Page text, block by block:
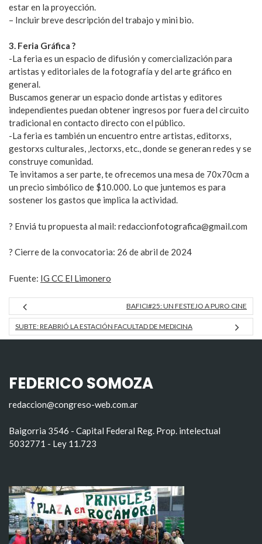
estar en la proyección.
– Incluir breve descripción del trabajo y mini bio.
3. Feria Gráfica ?
-La feria es un espacio de difusión y comercialización para
artistas y editoriales de la fotografía y del arte gráfico en
general.
Buscamos generar un espacio donde artistas y editores
independientes puedan obtener ingresos por fuera del circuito
tradicional en contacto directo con el público.
-La feria es también un encuentro entre artistas, editorxs,
gestorxs culturales, ,lectorxs, etc., donde se generan redes y se
construye comunidad.
Te invitamos a ser parte, te ofrecemos una mesa de 70x70cm a
un precio simbólico de $10.000. Lo que juntemos es para
sostener los gastos que implica la actividad.
? Enviá tu propuesta al mail: redaccionfotografica@gmail.com
? Cierre de la convocatoria: 26 de abril de 2024
Fuente: IG CC El Limonero
BAFICI#25: UN FESTEJO A PURO CINE
SUBTE: REABRIÓ LA ESTACIÓN FACULTAD DE MEDICINA
FEDERICO SOMOZA
redaccion@congreso-web.com.ar
Baigorria 3546 - Capital Federal Reg. Prop. intelectual
5032771 - Ley 11.723